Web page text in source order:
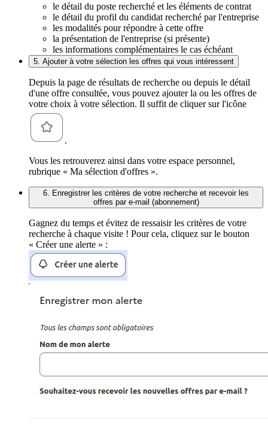
le détail du poste recherché et les éléments de contrat
le détail du profil du candidat recherché par l'entreprise
les modalités pour répondre à cette offre
la présentation de l'entreprise (si présente)
les informations complémentaires le cas échéant
5. Ajouter à votre sélection les offres qui vous intéressent
Depuis la page de résultats de recherche ou depuis le détail
d'une offre consultée, vous pouvez ajouter la ou les offres de
votre choix à votre sélection. Il suffit de cliquer sur l'icône
.
Vous les retrouverez ainsi dans votre espace personnel,
rubrique « Ma sélection d'offres ».
6. Enregistrer les critères de votre recherche et recevoir les
offres par e-mail (abonnement)
Gagnez du temps et évitez de ressaisir les critères de votre
recherche à chaque visite ! Pour cela, cliquez sur le bouton
« Créer une alerte » :